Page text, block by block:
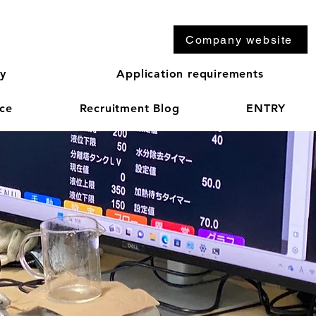
Company website
Application requirements
Recruitment Blog ENTRY